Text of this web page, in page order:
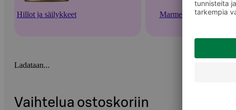
Hillot ja säilykkeet Marmeladit
Ladataan...
Vaihtelua ostoskoriin